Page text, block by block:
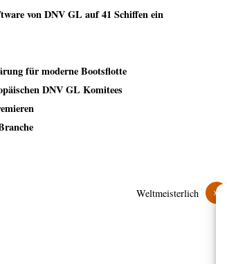
von DNV GL auf 41 Schiffen ein
für moderne Bootsflotte
DNV GL Komitees
»
Weltmeisterlich